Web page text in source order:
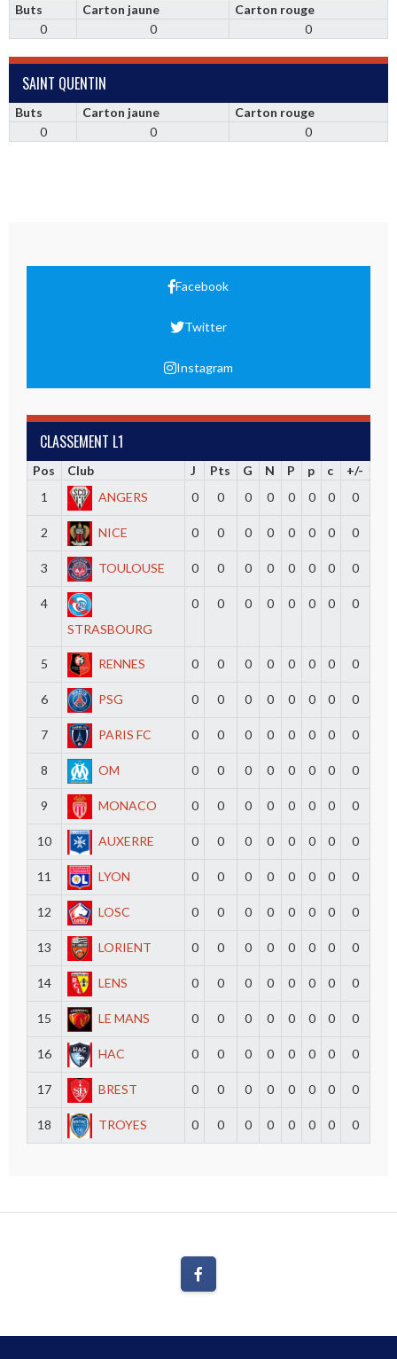
Buts Carton jaune
Carton rouge
0
0 0
SAINT QUENTIN
Buts Carton jaune
Carton rouge
0
0 0
Facebook
Twitter
Instagram
CLASSEMENT L1
Pos Club J Pts G N P p c
+/-
1
ANGERS 0 0 0 0 0 0 0 0
2 NICE 0 0 0 0 0 0 0 0
3 TOULOUSE 0 0 0 0 0 0 0 0
4
STRASBOURG
0 0 0 0 0 0 0 0
5 RENNES 0 0 0 0 0 0 0 0
6 PSG 0 0 0 0 0 0 0 0
7 PARIS FC 0 0 0 0 0 0 0 0
8 OM 0 0 0 0 0 0 0 0
9 MONACO 0 0 0 0 0 0 0 0
10 AUXERRE 0 0 0 0 0 0 0 0
11 LYON 0 0 0 0 0 0 0 0
12 LOSC 0 0 0 0 0 0 0 0
13 LORIENT 0 0 0 0 0 0 0 0
14 LENS 0 0 0 0 0 0 0 0
15 LE MANS 0 0 0 0 0 0 0 0
16 HAC 0 0 0 0 0 0 0 0
17 BREST 0 0 0 0 0 0 0 0
18 TROYES 0 0 0 0 0 0 0 0